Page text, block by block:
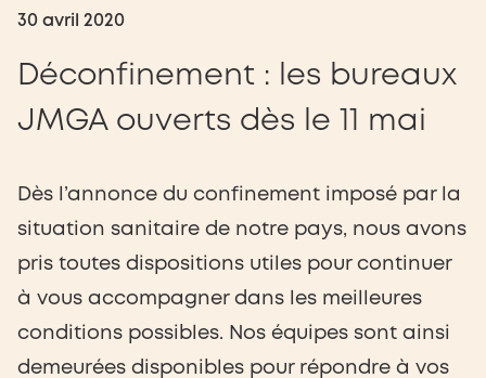
30 avril 2020
Déconfinement : les bureaux
JMGA ouverts dès le 11 mai
Dès l’annonce du confinement imposé par la
situation sanitaire de notre pays, nous avons
pris toutes dispositions utiles pour continuer
à vous accompagner dans les meilleures
conditions possibles. Nos équipes sont ainsi
demeurées disponibles pour répondre à vos